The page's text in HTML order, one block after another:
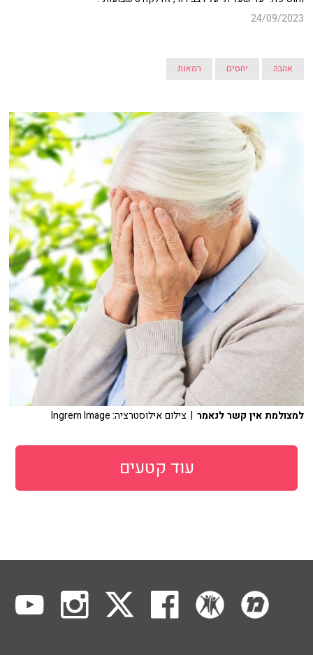
24/09/2023
אהבה יחסים רמאות
למצולמת אין קשר לנאמר | צילום אילוסטרציה: Ingrem Image
עוד קטעים